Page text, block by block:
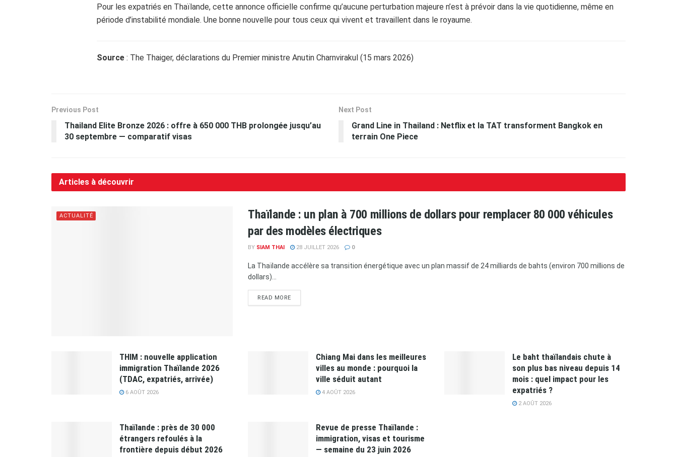
Pour les expatriés en Thaïlande, cette annonce officielle confirme qu’aucune perturbation majeure n’est à prévoir dans la vie quotidienne, même en
période d’instabilité mondiale. Une bonne nouvelle pour tous ceux qui vivent et travaillent dans le royaume.
Source : The Thaiger, déclarations du Premier ministre Anutin Charnvirakul (15 mars 2026)
Previous Post
Thailand Elite Bronze 2026 : offre à 650 000 THB prolongée jusqu’au
30 septembre — comparatif visas
Next Post
Grand Line in Thailand : Netflix et la TAT transforment Bangkok en
terrain One Piece
Articles à découvrir
ACTUALITÉ
Thaïlande : un plan à 700 millions de dollars pour remplacer 80 000 véhicules
par des modèles électriques
BY SIAM THAI 28 JUILLET 2026 0
La Thaïlande accélère sa transition énergétique avec un plan massif de 24 milliards de bahts (environ 700 millions de
dollars)...
READ MORE
THIM : nouvelle application
immigration Thaïlande 2026
(TDAC, expatriés, arrivée)
6 AOÛT 2026
Chiang Mai dans les meilleures
villes au monde : pourquoi la
ville séduit autant
4 AOÛT 2026
Le baht thaïlandais chute à
son plus bas niveau depuis 14
mois : quel impact pour les
expatriés ?
2 AOÛT 2026
Thaïlande : près de 30 000
étrangers refoulés à la
frontière depuis début 2026
Revue de presse Thaïlande :
immigration, visas et tourisme
— semaine du 23 juin 2026